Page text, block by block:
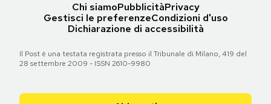
Chi siamoPubblicitàPrivacy
Gestisci le preferenzeCondizioni d'uso
Dichiarazione di accessibilità
Il Post è una testata registrata presso il Tribunale di Milano, 419 del
28 settembre 2009 - ISSN 2610-9980